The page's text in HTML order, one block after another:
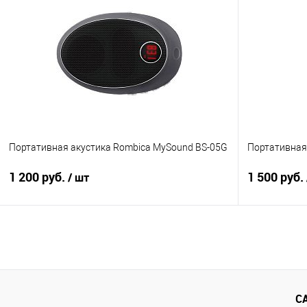
Купить в 1 клик
Сравнение
В избранное
В наличии
Портативная акустика Rombica MySound BS-05G
1 200 руб. / шт
Купить в 1 клик
Сравнение
1 500 руб.
Купить в 1
В